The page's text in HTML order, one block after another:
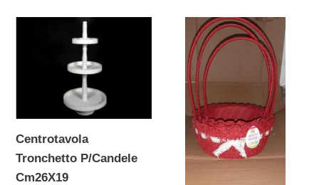
Centrotavola
Tronchetto
P/Candele
Centrotavola
Tronchetto P/Candele
Cm26X19
Cestini
Rafia
Intrecciata
C/Fiocco
Rosso